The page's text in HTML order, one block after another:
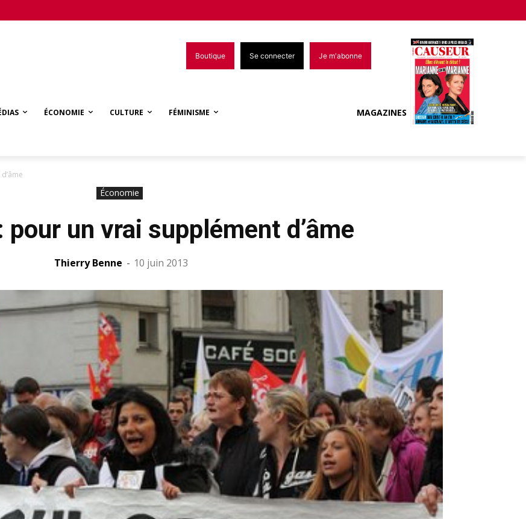
Boutique Se connecter Je m'abonne
ÉCONOMIE CULTURE FÉMINISME MAGAZINES
Économie
pour un vrai supplément d’âme
Thierry Benne - 10 juin 2013